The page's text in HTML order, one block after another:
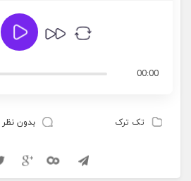
00:00
تک ترک بدون نظر